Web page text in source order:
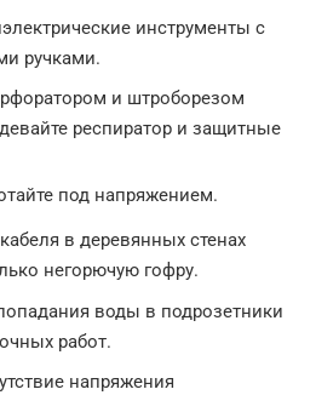
инструменты с
ручками.
и штроборезом
респиратор и защитные
под напряжением.
в деревянных стенах
негорючую гофру.
воды в подрозетники
работ.
напряжения